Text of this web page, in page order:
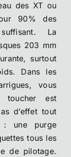
des XT ou
90% des
La
203 mm
surtout
Dans les
vous
est
d’effet tout
: une purge
tous les
de pilotage.